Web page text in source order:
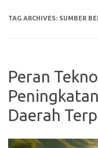
TAG ARCHIVES: SUMBER
Peran
Daerah